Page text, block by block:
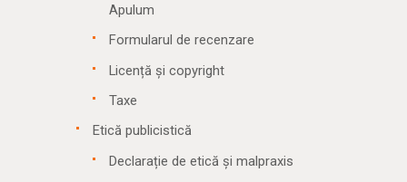
Apulum
Formularul de recenzare
Licență și copyright
Taxe
Etică publicistică
Declarație de etică și malpraxis